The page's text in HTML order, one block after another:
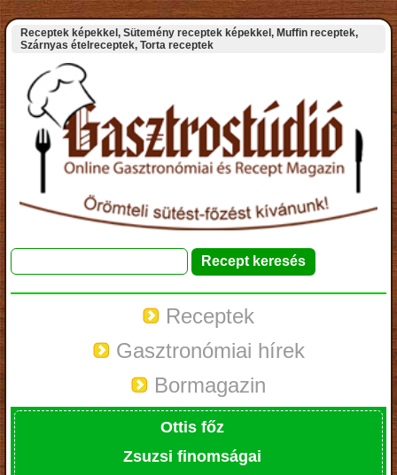
Receptek képekkel, Sütemény receptek képekkel, Muffin receptek,
Szárnyas ételreceptek, Torta receptek
Receptek
Gasztronómiai hírek
Bormagazin
Ottis főz
Zsuzsi finomságai